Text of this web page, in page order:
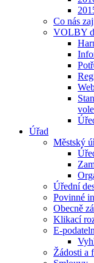
Co nás
VOLBY
Úřad
Městský
Úřední
Povinné
Obecně
Klikací
E-
Žádosti a